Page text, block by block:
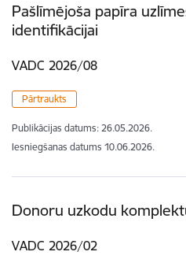
Pašlīmējoša papīra
identifikācijai
VADC 2026/08
Pārtraukts
Publikācijas datums: 26.05.2026.
Iesniegšanas datums 10.06.2026.
Donoru uzkodu
VADC 2026/02